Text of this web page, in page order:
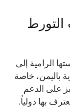
التورط
الرامية إلى
باليمن، خاصة
عام 2019 والتركيز على الدعم
بها دولياً.